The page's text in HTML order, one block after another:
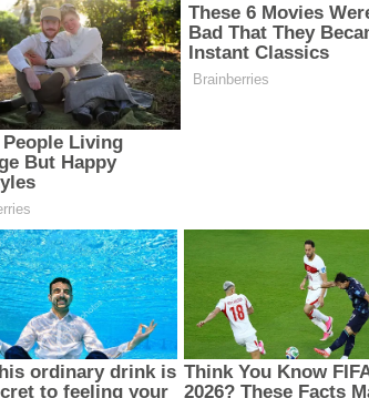
З'явилося відео знищеного ворожого